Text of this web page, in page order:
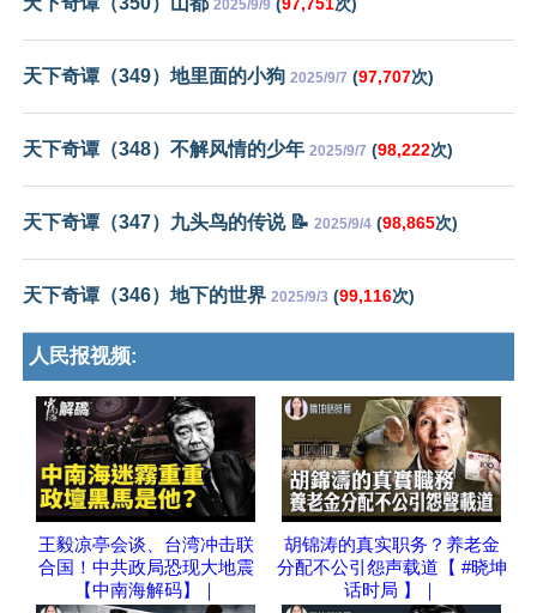
2025/9/9
天下奇谭（349）地里面的小狗 2025/9/7 (97,707次)
天下奇谭（348）不解风情的少年 2025/9/7 (98,222次)
天下奇谭（347）九头鸟的传说 📝 2025/9/4 (98,865次)
天下奇谭（346）地下的世界 2025/9/3 (99,116次)
人民报视频:
王毅凉亭会谈、台湾冲击联
合国！中共政局恐现大地震
【中南海解码】｜
胡锦涛的真实职务？养老金
分配不公引怨声载道【 #晓坤
话时局 】｜